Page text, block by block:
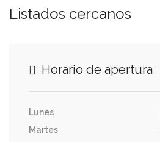
Listados cercanos
Horario de apertura
Lunes
Martes